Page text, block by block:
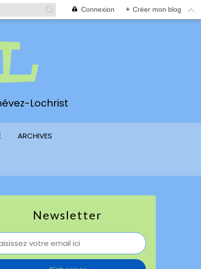
Connexion + Créer mon blog
Lochrist
ARCHIVES
Newsletter